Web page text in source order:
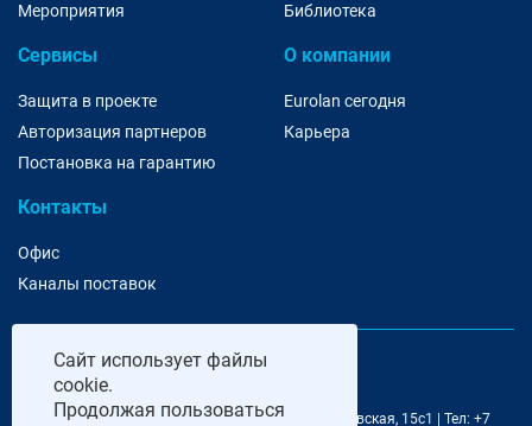
Мероприятия
Библиотека
Сервисы
Защита в проекте
Авторизация партнеров
Постановка на гарантию
О компании
Eurolan сегодня
Карьера
Контакты
Офис
Каналы поставок
@ 2006-2026 Eurolan | 115193, Москва, 7-я Кожуховская, 15с1 | Тел: +7
Сайт использует файлы
cookie.
Продолжая пользоваться